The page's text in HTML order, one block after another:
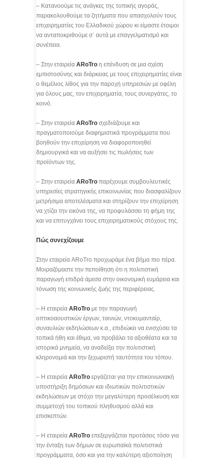
– Κατανοούμε τις ανάγκες της τοπικής αγοράς,
παρακολουθούμε τα ζητήματα που απασχολούν τους
επιχειρηματίες του Ελλαδικού χώρου κι είμαστε έτοιμοι
να ανταποκριθούμε σ΄ αυτά με επαγγελματισμό και
συνέπεια.
– Στην εταιρεία ARoTro η επένδυση σε μια σχέση
εμπιστοσύνης και διάρκειας με τους επιχειρηματίες είναι
ο θεμέλιος λίθος για την παροχή υπηρεσιών με οφέλη
για όλους μας, τον επιχειρηματία, τους συνεργάτες, το
κοινό.
– Στην εταιρεία ARoTro σχεδιάζουμε και
πραγματοποιούμε διαφημιστικά προγράμματα που
βοηθούν την επιχείρηση να διαφοροποιηθεί
δημιουργικά και να αυξήσει τις πωλήσεις των
προϊόντων της.
– Στην εταιρεία ARoTro παρέχουμε συμβουλευτικές
υπηρεσίες στρατηγικής επικοινωνίας που διασφαλίζουν
μετρήσιμα αποτελέσματα και στηρίζουν την επιχείρηση
να χτίζει την εικόνα της, να προφυλάσσει τη φήμη της
και να επιτυγχάνει τους επιχειρηματικούς στόχους της.
Πώς συνεχίζουμε
Στην εταιρεία ARoTro προχωράμε ένα βήμα πιο πέρα.
Μοιραζόμαστε την πεποίθηση ότι η πολιτιστική
παραγωγή επιδρά άμεσα στην οικονομική ευμάρεια και
τόνωση της κοινωνικής ζωής της περιφέρειας.
– Η εταιρεία ARoTro με την παραγωγή
οπτικοαουστικών έργων, ταινιών, ντοκυμανταίρ,
συναυλιών εκδηλώσεων κ.α., επιδιώκει να ενισχύσει τα
τοπικά ήθη και έθιμα, να προβάλει τα αξιοθέατα και τα
ιστορικά μνημεία, να αναδείξει την πολιτιστική
κληρονομιά και την ξεχωριστή ταυτότητα του τόπου.
– Η εταιρεία ARoTro εργάζεται για την επικοινωνιακή
υποστήριξη δημόσιων και ιδιωτικών πολιτιστικών
εκδηλώσεων με στόχο την μεγαλύτερη προσέλκυση και
συμμετοχή του τοπικού πληθυσμού αλλά και
επισκεπτών.
– Η εταιρεία ARoTro επεξεργάζεται προτάσεις τόσο για
την ένταξη των δήμων σε ευρωπαϊκά πολιτιστικά
προγράμματα, όσο και για την καλύτερη αξιοποίηση